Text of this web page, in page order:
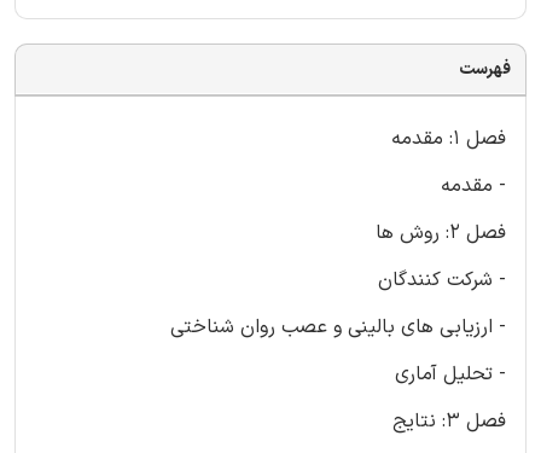
فهرست
فصل 1: مقدمه
- مقدمه
فصل 2: روش ها
- شرکت کنندگان
- ارزیابی های بالینی و عصب روان شناختی
- تحلیل آماری
فصل 3: نتایج